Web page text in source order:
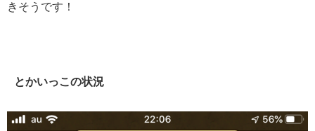
きそうです！
とかいっこの状況